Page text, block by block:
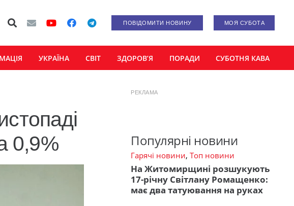
ПОВІДОМИТИ НОВИНУ МОЯ СУБОТА
УКРАЇНА СВІТ ЗДОРОВ’Я ПОРАДИ СУБОТНЯ КАВА
0,9%
РЕКЛАМА
Популярні новини
Гарячі новини, Топ новини
На Житомирщині розшукують
17-річну Світлану Ромащенко:
має два татуювання на руках